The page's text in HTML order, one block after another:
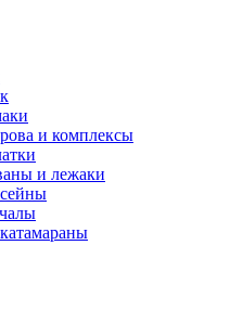
и комплексы
и лежаки